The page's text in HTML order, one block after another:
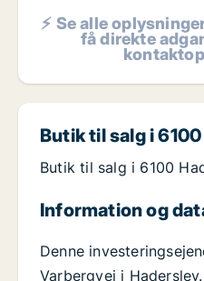
⚡ Se alle
få direkte
Butik til salg i
Butik til salg i 6100
Information og
Denne
Varbergvej i